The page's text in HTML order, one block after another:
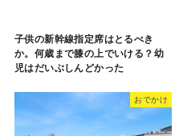
子供の新幹線指定席はとるべき
か。何歳まで膝の上でいける？幼
児はだいぶしんどかった
おでかけ